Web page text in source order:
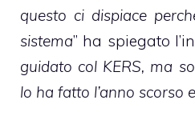
questo ci dispiace
sistema” ha spiegato
guidato col KERS, ma
lo ha fatto l’anno scorso